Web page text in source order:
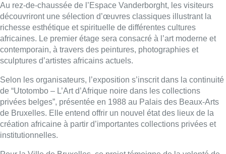
Au rez-de-chaussée de l’Espace Vanderborght, les visiteurs
découvriront une sélection d’œuvres classiques illustrant la
richesse esthétique et spirituelle de différentes cultures
africaines. Le premier étage sera consacré à l’art moderne et
contemporain, à travers des peintures, photographies et
sculptures d’artistes africains actuels.
Selon les organisateurs, l’exposition s’inscrit dans la continuité
de “Utotombo – L’Art d’Afrique noire dans les collections
privées belges”, présentée en 1988 au Palais des Beaux-Arts
de Bruxelles. Elle entend offrir un nouvel état des lieux de la
création africaine à partir d’importantes collections privées et
institutionnelles.